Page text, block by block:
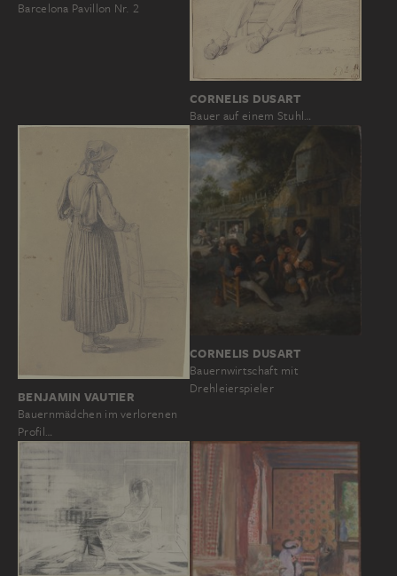
Barcelona Pavillon Nr. 2
CORNELIS DUSART
Bauer auf einem Stuhl…
BENJAMIN VAUTIER
Bauernmädchen im verlorenen
Profil…
CORNELIS DUSART
Bauernwirtschaft mit
Drehleierspieler